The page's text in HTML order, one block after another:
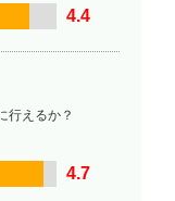
4.4
行えるか？
4.7